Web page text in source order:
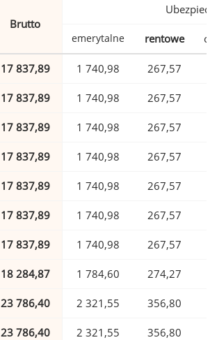
Brutto
emerytalne rentowe
17 837,89 1 740,98 267,57
17 837,89 1 740,98 267,57
17 837,89 1 740,98 267,57
17 837,89 1 740,98 267,57
17 837,89 1 740,98 267,57
17 837,89 1 740,98 267,57
17 837,89 1 740,98 267,57
18 284,87 1 784,60 274,27
23 786,40 2 321,55 356,80
23 786,40 2 321,55 356,80